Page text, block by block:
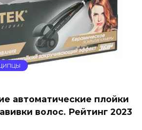
автоматические плойки
волос. Рейтинг 2023